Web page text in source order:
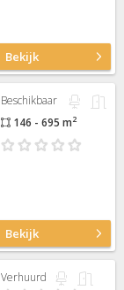
Bekijk
Beschikbaar
146 - 695 m2
Bekijk
Verhuurd